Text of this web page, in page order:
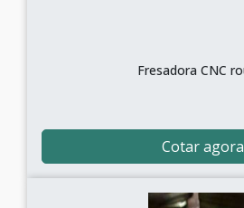
Fresadora CNC
Cotar agora